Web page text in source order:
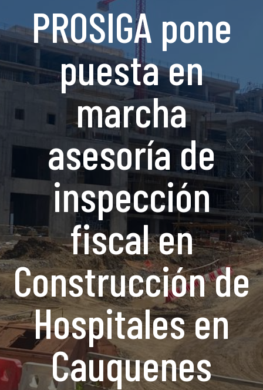
PROSIGA pone
puesta en
marcha
asesoría de
inspección
fiscal en
Construcción de
Hospitales en
Cauquenes